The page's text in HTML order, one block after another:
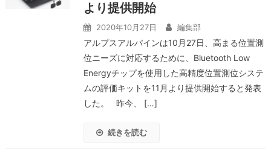
より提供開始
2020年10月27日 編集部
アルプスアルパインは10月27日、高まる位置測
位ニーズに対応するために、Bluetooth Low
Energyチップを使用した高精度位置測位システ
ムの評価キットを11月より提供開始すると発表
した。 昨今、 […]
続きを読む